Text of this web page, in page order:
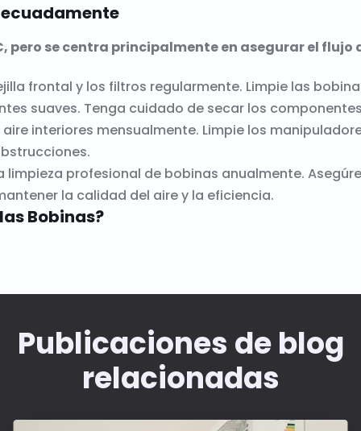
pero se centra principalmente en asegurar el flujo
frontal y los filtros regularmente. Limpie las
suaves. Tenga cuidado de secar los
interiores mensualmente. Limpie los
limpieza profesional de bobinas anualmente.
la calidad del aire y la eficiencia.
Bobinas?
Publicaciones de blog
relacionadas